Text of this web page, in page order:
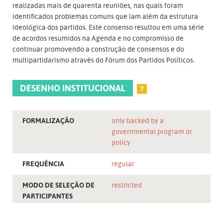
realizadas mais de quarenta reuniões, nas quais foram
identificados problemas comuns que iam além da estrutura
ideológica dos partidos. Este consenso resultou em uma série
de acordos resumidos na Agenda e no compromisso de
continuar promovendo a construção de consensos e do
multipartidarismo através do Fórum dos Partidos Políticos.
DESENHO INSTITUCIONAL ?
FORMALIZAÇÃO
only backed by a
governmental program or
policy
FREQUÊNCIA regular
MODO DE SELEÇÃO DE
PARTICIPANTES
restricted